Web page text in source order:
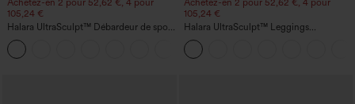
Achetez-en 2 pour 52,62 €, 4 pour
105,24 €
Halara UltraSculpt™ Débardeur de sport
à col rond et ourlet arrondi
Achetez-en 2 pour 52,62 €, 4 pour
105,24 €
Halara UltraSculpt™ Leggings
d'entraînement sculptants taille haute,
effet ventre plat, avec poche